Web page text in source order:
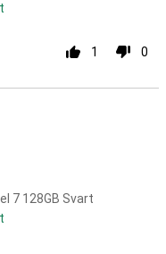
1 0
7 128GB Svart